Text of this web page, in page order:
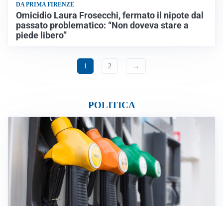
DA PRIMA FIRENZE
Omicidio Laura Frosecchi, fermato il nipote dal
passato problematico: “Non doveva stare a
piede libero”
1 2 →
POLITICA